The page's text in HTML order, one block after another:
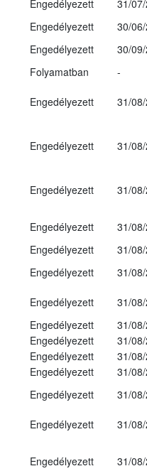
Engedélyezett
31/
Engedélyezett
30/
Engedélyezett
30/
Folyamatban
-
Engedélyezett 31/
Engedélyezett 31/
Engedélyezett 31/
Engedélyezett
31/
Engedélyezett
31/
Engedélyezett
31/
Engedélyezett
31/
Engedélyezett
31/
Engedélyezett
31/
Engedélyezett
31/
Engedélyezett
31/
Engedélyezett
31/
Engedélyezett
31/
Engedélyezett 31/